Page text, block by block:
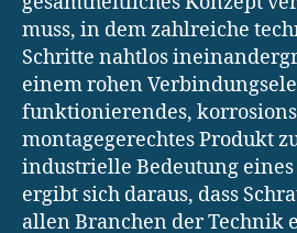
muss, in dem zahlreiche
Schritte nahtlos
einem rohen
funktionierendes,
montagegerechtes Produkt
industrielle Bedeutung eines
ergibt sich daraus, dass
allen Branchen der Technik